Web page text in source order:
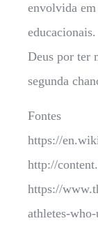
envolvida em
Deus por ter
segunda
Fontes
https://
http://
https://
athletes-